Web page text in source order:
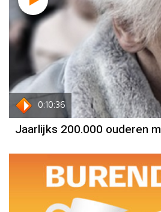
0:10:36
Jaarlijks 200.000 ouderen